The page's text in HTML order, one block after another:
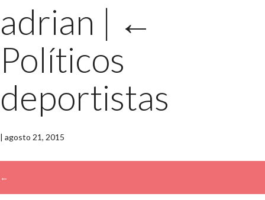
adrian | ←
Políticos
deportistas
| agosto 21, 2015
←